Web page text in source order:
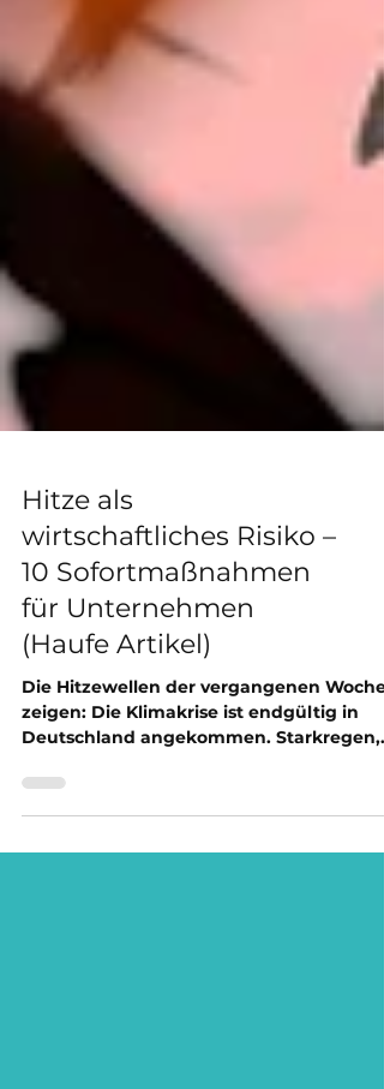
Hitze als
wirtschaftliches Risiko –
10 Sofortmaßnahmen
für Unternehmen
(Haufe Artikel)
Die Hitzewellen der vergangenen
Deutschland angekommen. Starkregen,
Hitze und Trockenheit...